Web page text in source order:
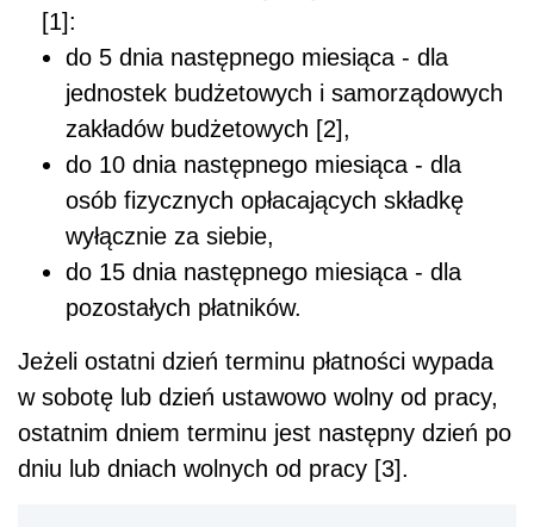
[1]:
do 5 dnia następnego miesiąca - dla
jednostek budżetowych i samorządowych
zakładów budżetowych [2],
do 10 dnia następnego miesiąca - dla
osób fizycznych opłacających składkę
wyłącznie za siebie,
do 15 dnia następnego miesiąca - dla
pozostałych płatników.
Jeżeli ostatni dzień terminu płatności wypada
w sobotę lub dzień ustawowo wolny od pracy,
ostatnim dniem terminu jest następny dzień po
dniu lub dniach wolnych od pracy [3].